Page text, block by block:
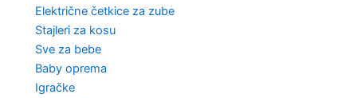
Električne četkice za zube
Stajleri za kosu
Sve za bebe
Baby oprema
Igračke